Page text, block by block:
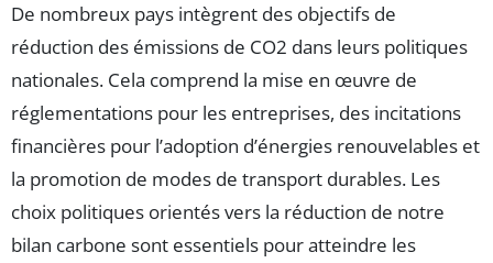
De nombreux pays intègrent des objectifs de
réduction des émissions de CO2 dans leurs politiques
nationales. Cela comprend la mise en œuvre de
réglementations pour les entreprises, des incitations
financières pour l’adoption d’énergies renouvelables et
la promotion de modes de transport durables. Les
choix politiques orientés vers la réduction de notre
bilan carbone sont essentiels pour atteindre les